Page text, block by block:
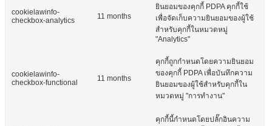
cookielawinfo-
checkbox-analytics
11 months
ยินยอมของคุกกี้ PDPA คุกกี้ใช้
เพื่อจัดเก็บความยินยอมของผู้ใช้
สำหรับคุกกี้ในหมวดหมู่
"Analytics"
cookielawinfo-
checkbox-functional
11 months
คุกกี้ถูกกำหนดโดยความยินยอม
ของคุกกี้ PDPA เพื่อบันทึกความ
ยินยอมของผู้ใช้สำหรับคุกกี้ใน
หมวดหมู่ "การทำงาน"
คุกกี้นี้กำหนดโดยปลั๊กอินความ